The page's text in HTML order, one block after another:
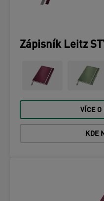
Zápisník Leitz
VÍCE O
KDE